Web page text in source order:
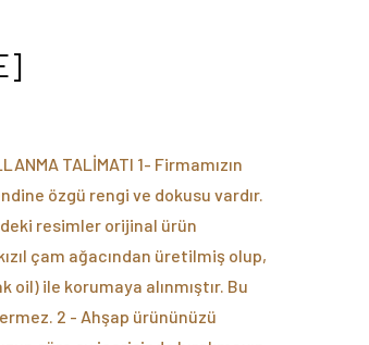
TALİMATI 1- Firmamızın
özgü rengi ve dokusu vardır.
resimler orijinal ürün
çam ağacından üretilmiş olup,
oil) ile korumaya alınmıştır. Bu
2 - Ahşap ürününüzü